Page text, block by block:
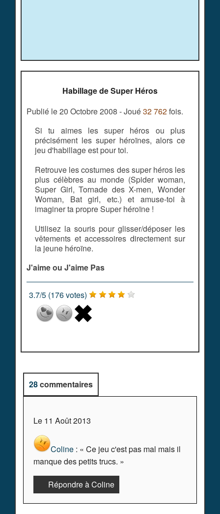
Habillage de Super Héros
Publié le 20 Octobre 2008 - Joué32 762fois.
Si tu aimes les super héros ou plus
précisément les super héroïnes, alors ce
jeu d'habillage est pour toi.
Retrouve les costumes des super héros les
plus célèbres au monde (Spider woman,
Super Girl, Tornade des X-men, Wonder
Woman, Bat girl, etc.) et amuse-toi à
imaginer ta propre Super héroïne !
Utilisez la souris pour glisser/déposer les
vêtements et accessoires directement sur
la jeune héroïne.
J'aime ou J'aime Pas
3.7/5 (176votes)
28commentaires
Le 11 Août 2013
Coline : « Ce jeu c'est pas mal mais il
manque des petits trucs. »
Répondre à Coline